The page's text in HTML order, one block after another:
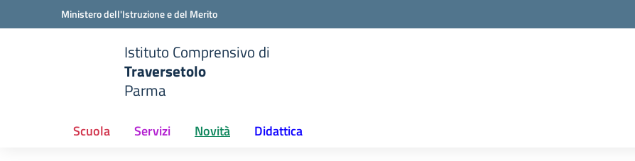
Vai ai contenuti
Vai al menu di navigazioneMinistero dell'Istruzione e del Merito
Istituto Comprensivo di
Traversetolo
Parma
Scuola Servizi Novità Didattica